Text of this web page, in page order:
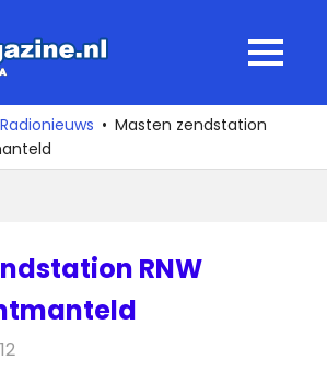
MENU
Radionieuws
Masten zendstation
RNW